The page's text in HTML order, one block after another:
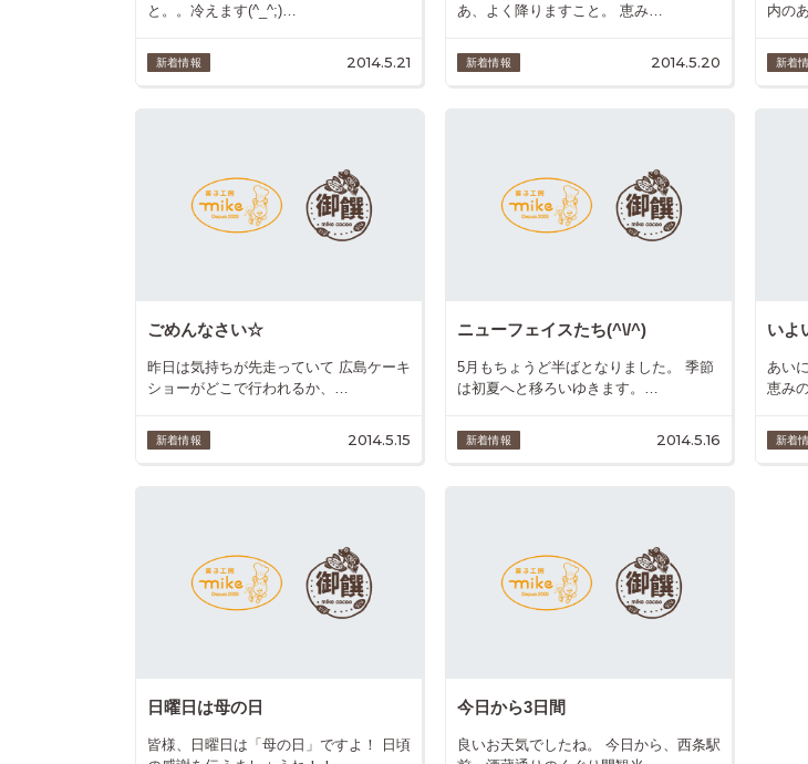
と。。冷えます(^_^;)…
新着情報 2014.5.21
あ、よく降りますこと。 恵み…
新着情報 2014.5.20
内の
新着
ごめんなさい☆
昨日は気持ちが先走っていて 広島ケーキ
ショーがどこで行われるか、…
新着情報 2014.5.15
ニューフェイスたち(^\/^)
5月もちょうど半ばとなりました。 季節
は初夏へと移ろいゆきます。…
新着情報 2014.5.16
いよ
あい
恵み
新着
日曜日は母の日
皆様、日曜日は「母の日」ですよ！ 日頃
今日から3日間
良いお天気でしたね。 今日から、西条駅